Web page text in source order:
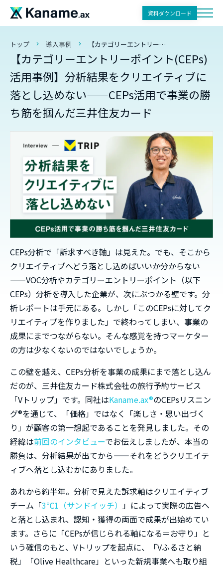
資料ダウンロード
トップ 導入事例 【カテゴリーエントリーポイント(CEPs)活用事例】分析結果をクリエイティブに落とし込めない——CEPs活用で事業の勝ち筋を掴んだ三井住友カード
【カテゴリーエントリーポイント(CEPs)
活用事例】分析結果をクリエイティブに
落とし込めない——CEPs活用で事業の勝
ち筋を掴んだ三井住友カード
CEPs分析で「訴求すべき軸」は見えた。でも、そこから
クリエイティブへどう落とし込めばいいか分からない
——VOC分析やカテゴリーエントリーポイント（以下
CEPs）分析を導入した企業が、次にぶつかる壁です。分
析レポートは手元にある。しかし「このCEPsに対してク
リエイティブを作りました」で終わってしまい、事業の
成果にまでつながらない。そんな感覚を持つマーケター
の方は少なくないのではないでしょうか。
この壁を越え、CEPs分析を事業の成果にまで落とし込ん
だのが、三井住友カード株式会社の旅行予約サービス
「Vトリップ」です。同社はKaname.ax®のCEPsリスニン
グ®を通じて、「価格」ではなく「楽しさ・思い出づく
り」が顧客の第一想起であることを発見しました。その
経緯は前回のインタビューでお伝えしましたが、本当の
勝負は、分析結果が出てから——それをどうクリエイテ
ィブへ落とし込むかにありました。
あれから約半年。分析で見えた訴求軸はクリエイティブ
チーム「3℃1（サンドイッチ） 」によって実際の広告へ
と落とし込まれ、認知・獲得の両面で成果が出始めてい
ます。さらに「CEPsが信じられる軸になる＝お守り」と
いう確信のもと、Vトリップを起点に、「Vふるさと納
税」「Olive Healthcare」といった新規事業へも取り組